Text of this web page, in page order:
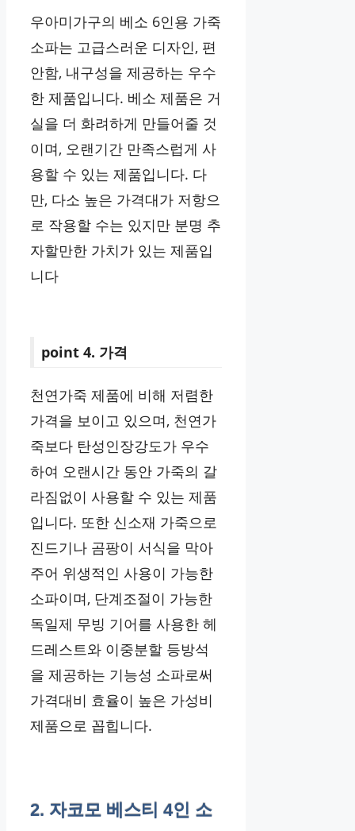
우아미가구의 베소 6인용 가죽
소파는 고급스러운 디자인, 편
안함, 내구성을 제공하는 우수
한 제품입니다. 베소 제품은 거
실을 더 화려하게 만들어줄 것
이며, 오랜기간 만족스럽게 사
용할 수 있는 제품입니다. 다
만, 다소 높은 가격대가 저항으
로 작용할 수는 있지만 분명 추
자할만한 가치가 있는 제품입
니다
point 4. 가격
천연가죽 제품에 비해 저렴한
가격을 보이고 있으며, 천연가
죽보다 탄성인장강도가 우수
하여 오랜시간 동안 가죽의 갈
라짐없이 사용할 수 있는 제품
입니다. 또한 신소재 가죽으로
진드기나 곰팡이 서식을 막아
주어 위생적인 사용이 가능한
소파이며, 단계조절이 가능한
독일제 무빙 기어를 사용한 헤
드레스트와 이중분할 등방석
을 제공하는 기능성 소파로써
가격대비 효율이 높은 가성비
제품으로 꼽힙니다.
2. 자코모 베스티 4인 소